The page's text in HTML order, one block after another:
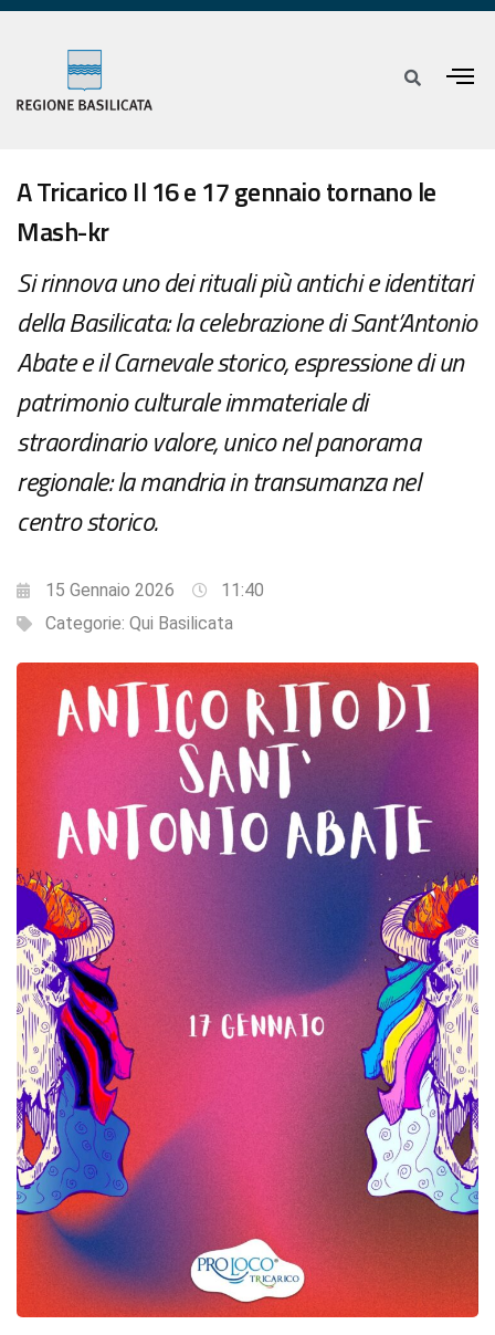
A Tricarico Il 16 e 17 gennaio tornano le
Mash-kr
Si rinnova uno dei rituali più antichi e identitari
della Basilicata: la celebrazione di Sant’Antonio
Abate e il Carnevale storico, espressione di un
patrimonio culturale immateriale di
straordinario valore, unico nel panorama
regionale: la mandria in transumanza nel
centro storico.
15 Gennaio 2026
11:40
Categorie: Qui Basilicata